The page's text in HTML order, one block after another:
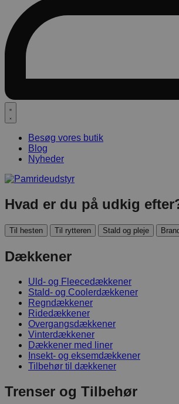
Besøg vores butik
Blog
Nyheder
Hvad er du på udkig
Til hesten Til rytteren Stald og pleje
Dækkener
Uld- og Fleecedækkener
Stald- og Coolerdækkener
Regndækkener
Ridedækkener
Overgangsdækkener
Vinterdækkener
Dækkener med liner
Insekt- og eksemdækkener
Tilbehør til dækkener
Trenser og Tilbehør